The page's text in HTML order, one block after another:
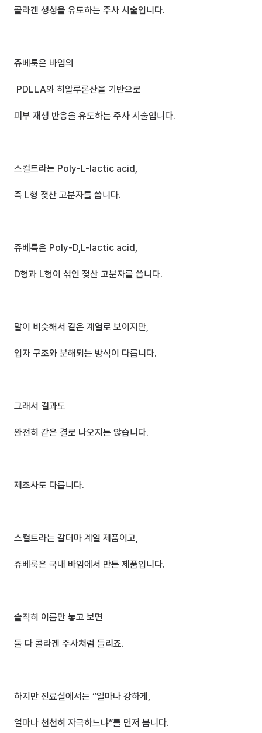
콜라겐 생성을 유도하는 주사 시술입니다.
쥬베룩은 바임의
PDLLA와 히알루론산을 기반으로
피부 재생 반응을 유도하는 주사 시술입니다.
스컬트라는 Poly-L-lactic acid,
즉 L형 젖산 고분자를 씁니다.
쥬베룩은 Poly-D,L-lactic acid,
D형과 L형이 섞인 젖산 고분자를 씁니다.
말이 비슷해서 같은 계열로 보이지만,
입자 구조와 분해되는 방식이 다릅니다.
그래서 결과도
완전히 같은 결로 나오지는 않습니다.
제조사도 다릅니다.
스컬트라는 갈더마 계열 제품이고,
쥬베룩은 국내 바임에서 만든 제품입니다.
솔직히 이름만 놓고 보면
둘 다 콜라겐 주사처럼 들리죠.
하지만 진료실에서는 “얼마나 강하게,
얼마나 천천히 자극하느냐”를 먼저 봅니다.